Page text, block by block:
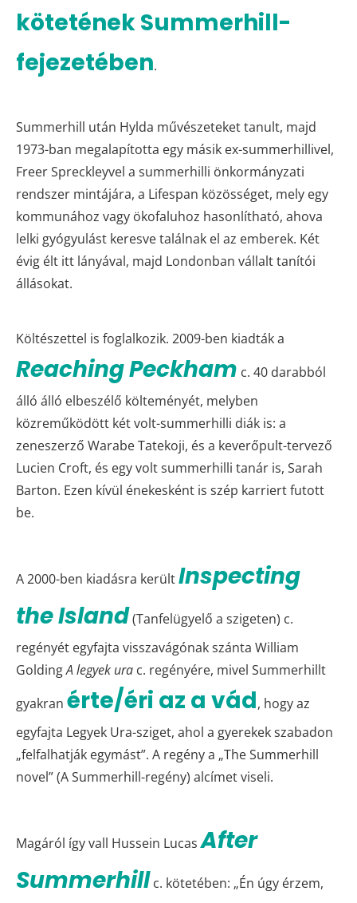
kötetének Summerhill-
fejezetében.
Summerhill után Hylda művészeteket tanult, majd
1973-ban megalapította egy másik ex-summerhillivel,
Freer Spreckleyvel a summerhilli önkormányzati
rendszer mintájára, a Lifespan közösséget, mely egy
kommunához vagy ökofaluhoz hasonlítható, ahova
lelki gyógyulást keresve találnak el az emberek. Két
évig élt itt lányával, majd Londonban vállalt tanítói
állásokat.
Költészettel is foglalkozik. 2009-ben kiadták a
Reaching Peckham c. 40 darabból
álló álló elbeszélő költeményét, melyben
közreműködött két volt-summerhilli diák is: a
zeneszerző Warabe Tatekoji, és a keverőpult-tervező
Lucien Croft, és egy volt summerhilli tanár is, Sarah
Barton. Ezen kívül énekesként is szép karriert futott
be.
A 2000-ben kiadásra kerültInspecting
the Island(Tanfelügyelő a szigeten) c.
regényét egyfajta visszavágónak szánta William
GoldingA legyek ura c. regényére, mivel Summerhillt
gyakran érte/éri az a vád, hogy az
egyfajta Legyek Ura-sziget, ahol a gyerekek szabadon
„felfalhatják egymást”. A regény a „The Summerhill
novel” (A Summerhill-regény) alcímet viseli.
Magáról így vall Hussein LucasAfter
Summerhill c. kötetében: „Én úgy érzem,